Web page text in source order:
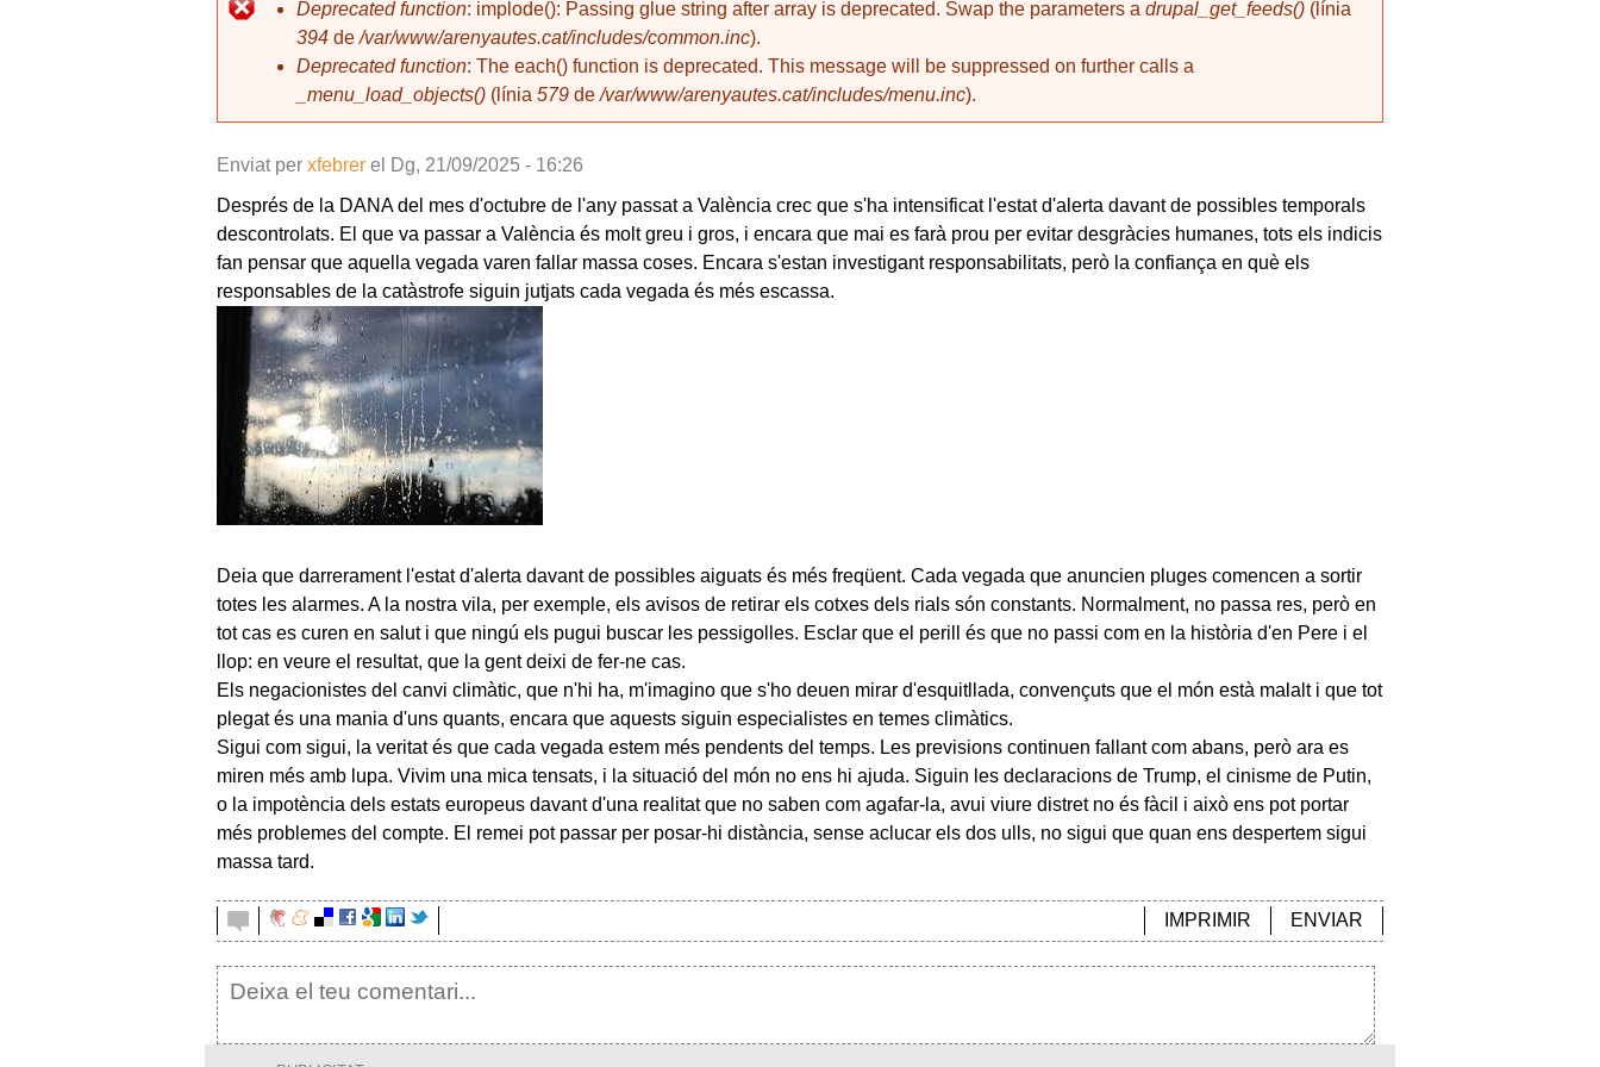
Missatge d'error
Deprecated function: implode(): Passing glue string after array is deprecated. Swap the parameters a drupal_get_feeds() (línia
394 de/var/www/arenyautes.cat/includes/common.inc).
Deprecated function: The each() function is deprecated. This message will be suppressed on further calls a
_menu_load_objects() (línia 579 de/var/www/arenyautes.cat/includes/menu.inc).
Enviat per xfebrer el
Dg, 21/09/2025 - 16:26
Després de la DANA del mes d'octubre de l'any passat a València crec que s'ha intensificat l'estat d'alerta davant de possibles temporals
descontrolats. El que va passar a València és molt greu i gros, i encara que mai es farà prou per evitar desgràcies humanes, tots els indicis
fan pensar que aquella vegada varen fallar massa coses. Encara s'estan investigant responsabilitats, però la confiança en què els
responsables de la catàstrofe siguin jutjats cada vegada és més escassa.
Deia que darrerament l'estat d'alerta davant de possibles aiguats és més freqüent. Cada vegada que anuncien pluges comencen a sortir
totes les alarmes. A la nostra vila, per exemple, els avisos de retirar els cotxes dels rials són constants. Normalment, no passa res, però en
tot cas es curen en salut i que ningú els pugui buscar les pessigolles. Esclar que el perill és que no passi com en la història d'en Pere i el
llop: en veure el resultat, que la gent deixi de fer-ne cas.
Els negacionistes del canvi climàtic, que n'hi ha, m'imagino que s'ho deuen mirar d'esquitllada, convençuts que el món està malalt i que tot
plegat és una mania d'uns quants, encara que aquests siguin especialistes en temes climàtics.
Sigui com sigui, la veritat és que cada vegada estem més pendents del temps. Les previsions continuen fallant com abans, però ara es
miren més amb lupa. Vivim una mica tensats, i la situació del món no ens hi ajuda. Siguin les declaracions de Trump, el cinisme de Putin,
o la impotència dels estats europeus davant d'una realitat que no saben com agafar-la, avui viure distret no és fàcil i això ens pot portar
més problemes del compte. El remei pot passar per posar-hi distància, sense aclucar els dos ulls, no sigui que quan ens despertem sigui
massa tard.
ENVIAR
IMPRIMIR